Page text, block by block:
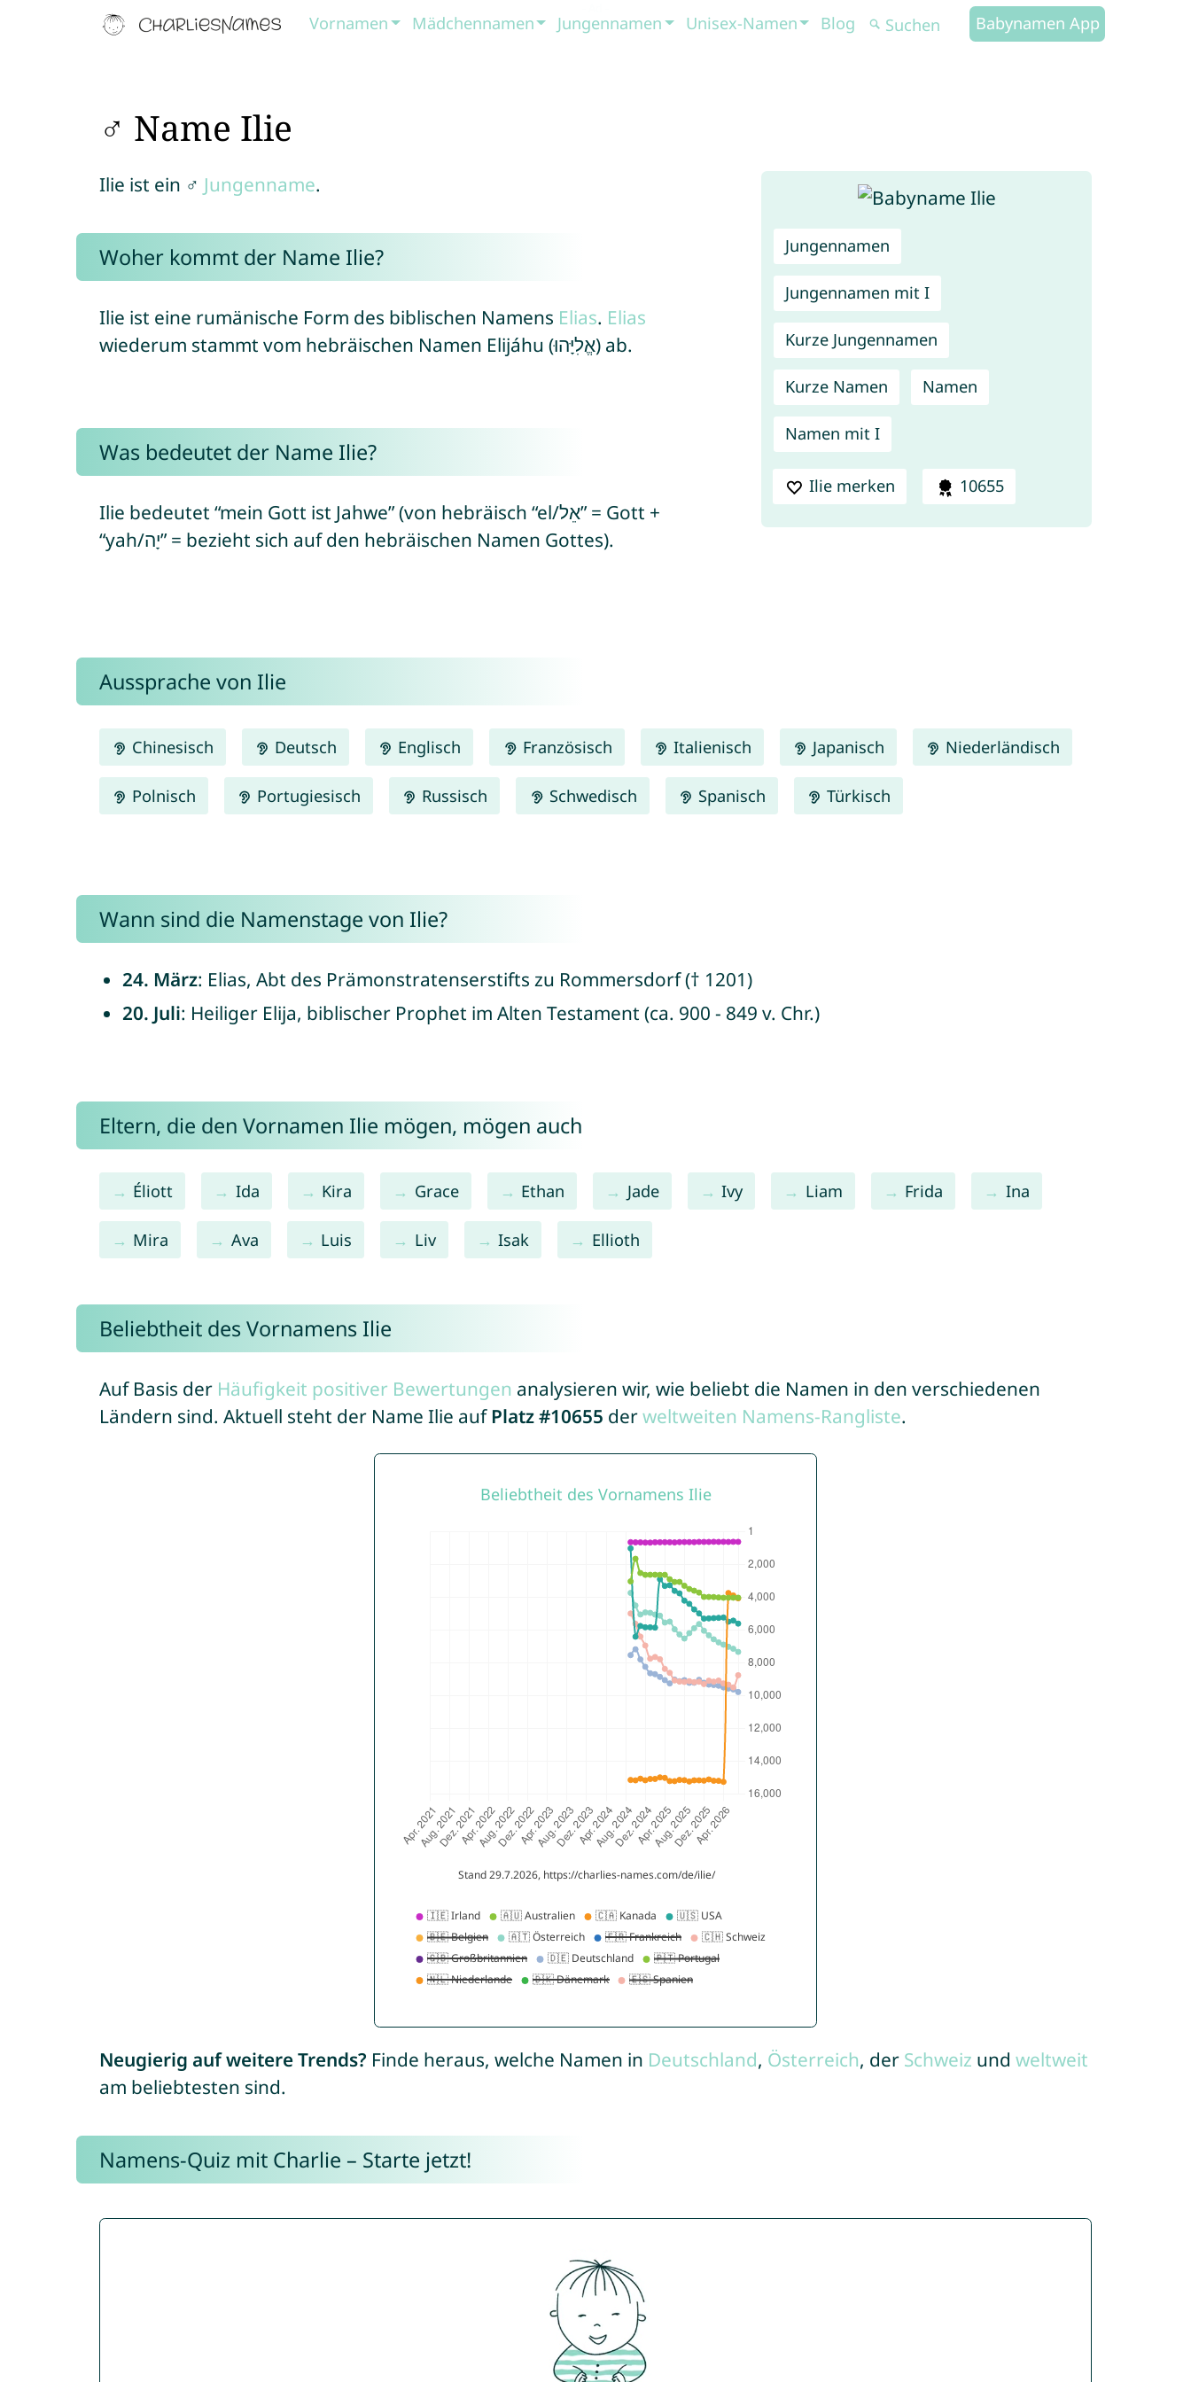
Vornamen Mädchennamen Jungennamen Unisex-Namen Blog Babynamen App
♂ Name Ilie
Jungennamen
Jungennamen mit I
Kurze Jungennamen
Kurze Namen Namen
Namen mit I
Ilie merken 10655
Ilie ist ein ♂ Jungenname.
Woher kommt der Name Ilie?
Ilie ist eine rumänische Form des biblischen Namens Elias. Elias
wiederum stammt vom hebräischen Namen Elijáhu (אֱלִיָּהוּ) ab.
Was bedeutet der Name Ilie?
Ilie bedeutet “mein Gott ist Jahwe” (von hebräisch “el/אֵל” = Gott +
“yah/יָה” = bezieht sich auf den hebräischen Namen Gottes).
Aussprache von Ilie
Chinesisch Deutsch Englisch Französisch Italienisch Japanisch Niederländisch
Polnisch Portugiesisch Russisch Schwedisch Spanisch Türkisch
Wann sind die Namenstage von Ilie?
24. März: Elias, Abt des Prämonstratenserstifts zu Rommersdorf († 1201)
20. Juli: Heiliger Elija, biblischer Prophet im Alten Testament (ca. 900 - 849 v. Chr.)
Eltern, die den Vornamen Ilie mögen, mögen auch
Éliott Ida Kira Grace Ethan Jade Ivy Liam Frida Ina
Mira Ava Luis Liv Isak Ellioth
Beliebtheit des Vornamens Ilie
Auf Basis der Häufigkeit positiver Bewertungen analysieren wir, wie beliebt die Namen in den verschiedenen
Ländern sind. Aktuell steht der Name Ilie auf Platz #10655 derweltweiten Namens-Rangliste.
Neugierig auf weitere Trends? Finde heraus, welche Namen in Deutschland, Österreich, der Schweiz und weltweit
am beliebtesten sind.
Namens-Quiz mit Charlie – Starte jetzt!